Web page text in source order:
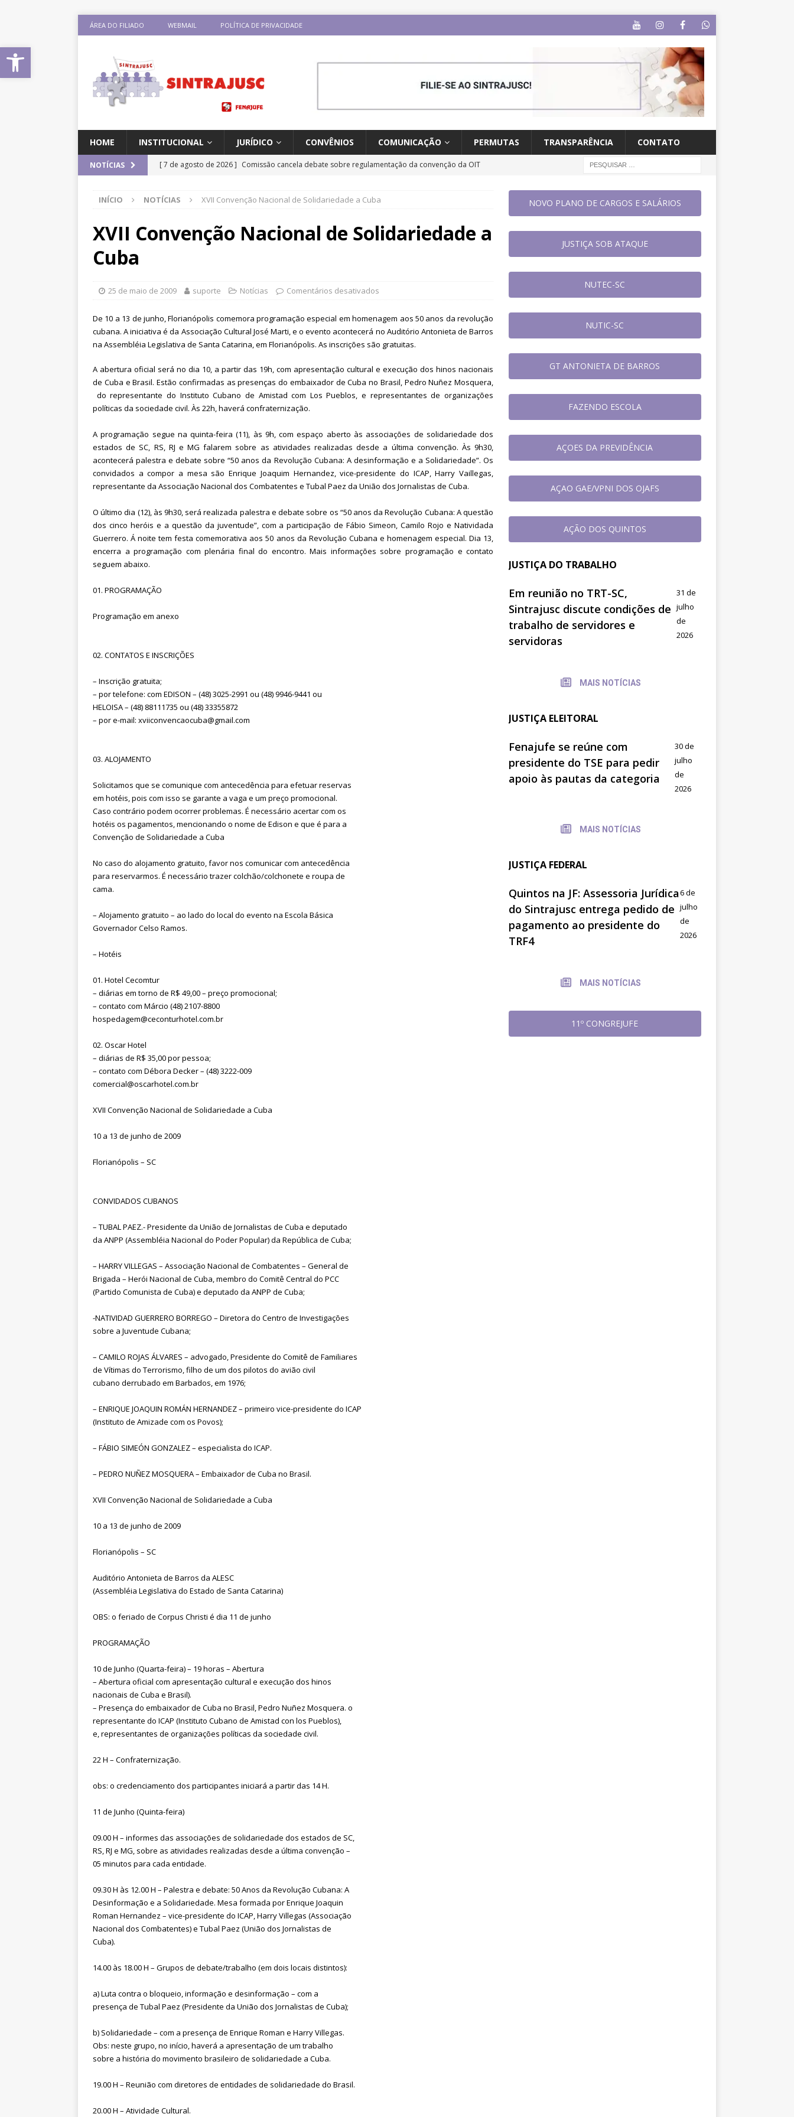
Abrir a barra de ferramentas
ÁREA DO FILIADO WEBMAIL POLÍTICA DE PRIVACIDADE
HOME INSTITUCIONAL JURÍDICO CONVÊNIOS COMUNICAÇÃO PERMUTAS TRANSPARÊNCIA CONTATO
NOTÍCIAS [ 7 de agosto de 2026 ] Comissão cancela debate sobre regulamentação da convenção da OIT
[ 7 de agosto de 2026 ] Salário e carreira: CNJ aprova proposta orçamentária para 2027 com
previsão de reajuste de 8%; Sintrajusc faz mobilização dia 13/8 pela derrubada do Veto 45/2025
DESTAQUES
CNJ para tratar da retomada dos trabalhos
DESTAQUES
[ 7 de agosto de 2026 ] Dia 13 tem paralisação de duas horas. Veja as orientações do Sintrajusc
DESTAQUES
INÍCIO NOTÍCIAS XVII Convenção Nacional de Solidariedade a Cuba
XVII Convenção Nacional de Solidariedade a
Cuba
25 de maio de 2009 suporte Notícias Comentários desativados
De 10 a 13 de junho, Florianópolis comemora programação especial em homenagem aos 50 anos da revolução
cubana. A iniciativa é da Associação Cultural José Marti, e o evento acontecerá no Auditório Antonieta de Barros
na Assembléia Legislativa de Santa Catarina, em Florianópolis. As inscrições são gratuitas.
A abertura oficial será no dia 10, a partir das 19h, com apresentação cultural e execução dos hinos nacionais
de Cuba e Brasil. Estão confirmadas as presenças do embaixador de Cuba no Brasil, Pedro Nuñez Mosquera,
do representante do Instituto Cubano de Amistad com Los Pueblos, e representantes de organizações
políticas da sociedade civil. Às 22h, haverá confraternização.
A programação segue na quinta-feira (11), às 9h, com espaço aberto às associações de solidariedade dos
estados de SC, RS, RJ e MG falarem sobre as atividades realizadas desde a última convenção. Às 9h30,
acontecerá palestra e debate sobre “50 anos da Revolução Cubana: A desinformação e a Solidariedade”. Os
convidados a compor a mesa são Enrique Joaquim Hernandez, vice-presidente do ICAP, Harry Vaillegas,
representante da Associação Nacional dos Combatentes e Tubal Paez da União dos Jornalistas de Cuba.
O último dia (12), às 9h30, será realizada palestra e debate sobre os “50 anos da Revolução Cubana: A questão
dos cinco heróis e a questão da juventude”, com a participação de Fábio Simeon, Camilo Rojo e Natividada
Guerrero. Á noite tem festa comemorativa aos 50 anos da Revolução Cubana e homenagem especial. Dia 13,
encerra a programação com plenária final do encontro. Mais informações sobre programação e contato
seguem abaixo.
01. PROGRAMAÇÃO
Programação em anexo
02. CONTATOS E INSCRIÇÕES
– Inscrição gratuita;
– por telefone: com EDISON – (48) 3025-2991 ou (48) 9946-9441 ou
HELOISA – (48) 88111735 ou (48) 33355872
– por e-mail: xviiconvencaocuba@gmail.com
03. ALOJAMENTO
Solicitamos que se comunique com antecedência para efetuar reservas
em hotéis, pois com isso se garante a vaga e um preço promocional.
Caso contrário podem ocorrer problemas. É necessário acertar com os
hotéis os pagamentos, mencionando o nome de Edison e que é para a
Convenção de Solidariedade a Cuba
No caso do alojamento gratuito, favor nos comunicar com antecedência
para reservarmos. É necessário trazer colchão/colchonete e roupa de
cama.
– Alojamento gratuito – ao lado do local do evento na Escola Básica
Governador Celso Ramos.
– Hotéis
01. Hotel Cecomtur
– diárias em torno de R$ 49,00 – preço promocional;
– contato com Márcio (48) 2107-8800
hospedagem@ceconturhotel.com.br
02. Oscar Hotel
– diárias de R$ 35,00 por pessoa;
– contato com Débora Decker – (48) 3222-009
comercial@oscarhotel.com.br
XVII Convenção Nacional de Solidariedade a Cuba
10 a 13 de junho de 2009
Florianópolis – SC
CONVIDADOS CUBANOS
– TUBAL PAEZ.- Presidente da União de Jornalistas de Cuba e deputado
da ANPP (Assembléia Nacional do Poder Popular) da República de Cuba;
– HARRY VILLEGAS – Associação Nacional de Combatentes – General de
Brigada – Herói Nacional de Cuba, membro do Comitê Central do PCC
(Partido Comunista de Cuba) e deputado da ANPP de Cuba;
-NATIVIDAD GUERRERO BORREGO – Diretora do Centro de Investigações
sobre a Juventude Cubana;
– CAMILO ROJAS ÁLVARES – advogado, Presidente do Comitê de Familiares
de Vítimas do Terrorismo, filho de um dos pilotos do avião civil
cubano derrubado em Barbados, em 1976;
– ENRIQUE JOAQUIN ROMÁN HERNANDEZ – primeiro vice-presidente do ICAP
(Instituto de Amizade com os Povos);
– FÁBIO SIMEÓN GONZALEZ – especialista do ICAP.
– PEDRO NUÑEZ MOSQUERA – Embaixador de Cuba no Brasil.
XVII Convenção Nacional de Solidariedade a Cuba
10 a 13 de junho de 2009
Florianópolis – SC
Auditório Antonieta de Barros da ALESC
(Assembléia Legislativa do Estado de Santa Catarina)
OBS: o feriado de Corpus Christi é dia 11 de junho
PROGRAMAÇÃO
10 de Junho (Quarta-feira) – 19 horas – Abertura
– Abertura oficial com apresentação cultural e execução dos hinos
nacionais de Cuba e Brasil).
– Presença do embaixador de Cuba no Brasil, Pedro Nuñez Mosquera. o
representante do ICAP (Instituto Cubano de Amistad con los Pueblos),
e, representantes de organizações políticas da sociedade civil.
22 H – Confraternização.
obs: o credenciamento dos participantes iniciará a partir das 14 H.
11 de Junho (Quinta-feira)
09.00 H – informes das associações de solidariedade dos estados de SC,
RS, RJ e MG, sobre as atividades realizadas desde a última convenção –
05 minutos para cada entidade.
09.30 H às 12.00 H – Palestra e debate: 50 Anos da Revolução Cubana: A
Desinformação e a Solidariedade. Mesa formada por Enrique Joaquin
Roman Hernandez – vice-presidente do ICAP, Harry Villegas (Associação
Nacional dos Combatentes) e Tubal Paez (União dos Jornalistas de
Cuba).
14.00 às 18.00 H – Grupos de debate/trabalho (em dois locais distintos):
a) Luta contra o bloqueio, informação e desinformação – com a
presença de Tubal Paez (Presidente da União dos Jornalistas de Cuba);
b) Solidariedade – com a presença de Enrique Roman e Harry Villegas.
Obs: neste grupo, no início, haverá a apresentação de um trabalho
sobre a história do movimento brasileiro de solidariedade a Cuba.
19.00 H – Reunião com diretores de entidades de solidariedade do Brasil.
20.00 H – Atividade Cultural.
NOVO PLANO DE CARGOS E SALÁRIOS
JUSTIÇA SOB ATAQUE
NUTEC-SC
NUTIC-SC
GT ANTONIETA DE BARROS
FAZENDO ESCOLA
AÇOES DA PREVIDÊNCIA
AÇAO GAE/VPNI DOS OJAFS
AÇÃO DOS QUINTOS
JUSTIÇA DO TRABALHO
Em reunião no TRT-SC,
Sintrajusc discute condições de
trabalho de servidores e
servidoras
31 de
julho
de
2026
MAIS NOTÍCIAS
JUSTIÇA ELEITORAL
Fenajufe se reúne com
presidente do TSE para pedir
apoio às pautas da categoria
30 de
julho
de
2026
MAIS NOTÍCIAS
JUSTIÇA FEDERAL
Quintos na JF: Assessoria Jurídica
do Sintrajusc entrega pedido de
pagamento ao presidente do
TRF4
6 de
julho
de
2026
MAIS NOTÍCIAS
11º CONGREJUFE